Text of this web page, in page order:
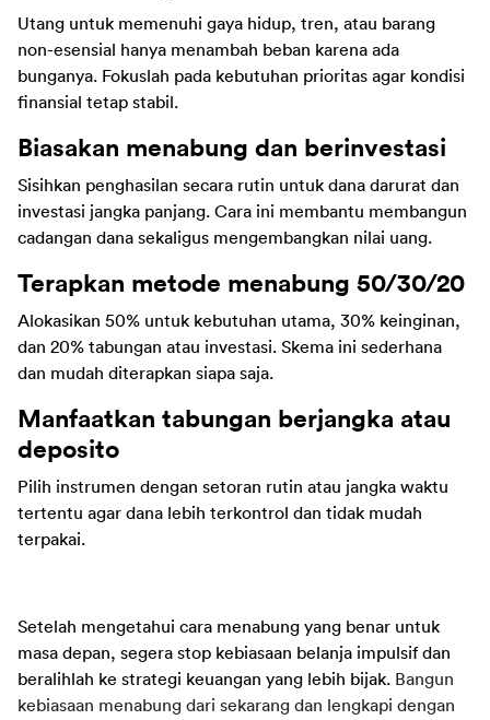
Utang untuk memenuhi gaya hidup, tren, atau barang
non-esensial hanya menambah beban karena ada
bunganya. Fokuslah pada kebutuhan prioritas agar kondisi
finansial tetap stabil.
Biasakan menabung dan berinvestasi
Sisihkan penghasilan secara rutin untuk dana darurat dan
investasi jangka panjang. Cara ini membantu membangun
cadangan dana sekaligus mengembangkan nilai uang.
Terapkan metode menabung 50/30/20
Alokasikan 50% untuk kebutuhan utama, 30% keinginan,
dan 20% tabungan atau investasi. Skema ini sederhana
dan mudah diterapkan siapa saja.
Manfaatkan tabungan berjangka atau
deposito
Pilih instrumen dengan setoran rutin atau jangka waktu
tertentu agar dana lebih terkontrol dan tidak mudah
terpakai.
Setelah mengetahui cara menabung yang benar untuk
masa depan, segera stop kebiasaan belanja impulsif dan
beralihlah ke strategi keuangan yang lebih bijak. Bangun
kebiasaan menabung dari sekarang dan lengkapi dengan